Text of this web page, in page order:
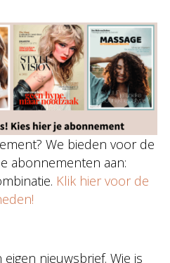
We bieden voor de
abonnementen aan:
Klik hier voor de
nieuwsbrief. Wie is